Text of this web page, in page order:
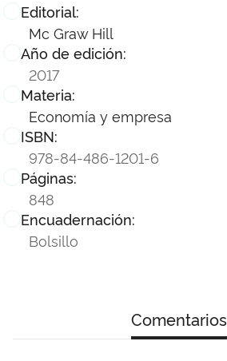
Editorial:
Mc Graw Hill
Año de edición:
2017
Materia:
Economía y empresa
ISBN:
978-84-486-1201-6
Páginas:
848
Encuadernación:
Bolsillo
Comentarios